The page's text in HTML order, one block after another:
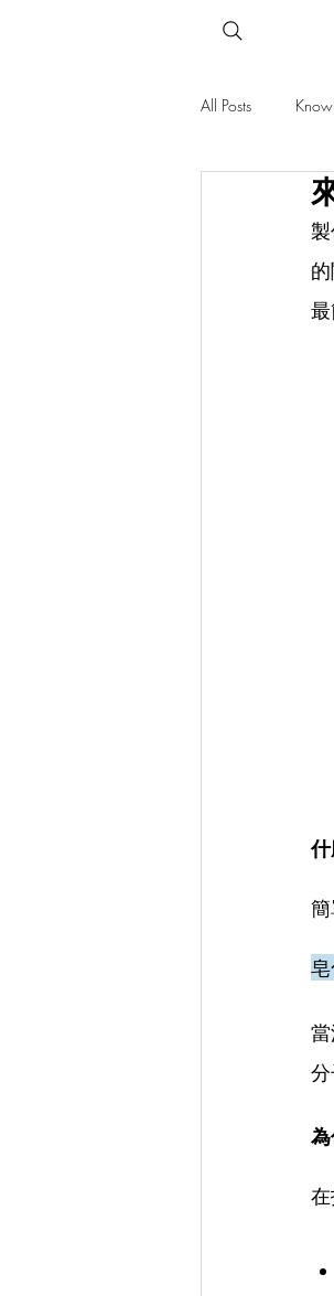
All Posts